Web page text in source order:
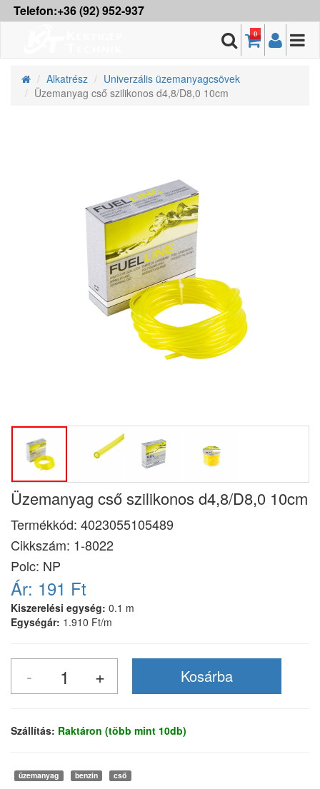
Telefon:+36 (92) 952-937
0
Alkatrész
Univerzális üzemanyagcsövek
Üzemanyag cső szilikonos d4,8/D8,0 10cm
Üzemanyag cső szilikonos d4,8/D8,0 10cm
Termékkód: 4023055105489
Cikkszám: 1-8022
Polc: NP
Ár: 191 Ft
Kiszerelési egység: 0.1 m
Egységár: 1.910 Ft/m
Szállítás: Raktáron (több mint 10db)
üzemanyag benzin cső